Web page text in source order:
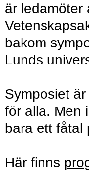
är ledamöter
bakom
Lunds
Symposiet
för alla. Men
bara ett fåtal
Här finns